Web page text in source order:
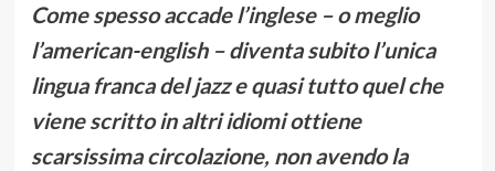
Come spesso accade l’inglese – o meglio
l’american-english – diventa subito l’unica
lingua franca del jazz e quasi tutto quel che
viene scritto in altri idiomi ottiene
scarsissima circolazione, non avendo la